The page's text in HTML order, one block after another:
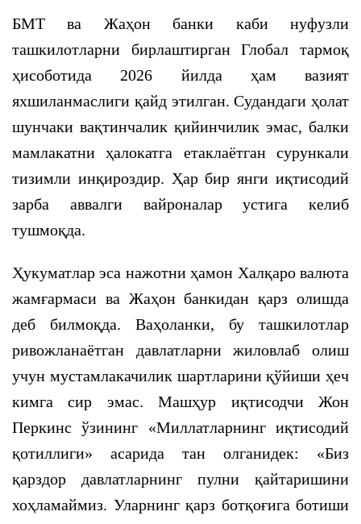
БМТ ва Жаҳон банки каби нуфузли
ташкилотларни бирлаштирган Глобал тармоқ
ҳисоботида 2026 йилда ҳам вазият
яхшиланмаслиги қайд этилган. Судандаги ҳолат
шунчаки вақтинчалик қийинчилик эмас, балки
мамлакатни ҳалокатга етаклаётган сурункали
тизимли инқироздир. Ҳар бир янги иқтисодий
зарба аввалги вайроналар устига келиб
тушмоқда.
Ҳукуматлар эса нажотни ҳамон Халқаро валюта
жамғармаси ва Жаҳон банкидан қарз олишда
деб билмоқда. Ваҳоланки, бу ташкилотлар
ривожланаётган давлатларни жиловлаб олиш
учун мустамлакачилик шартларини қўйиши ҳеч
кимга сир эмас. Машҳур иқтисодчи Жон
Перкинс ўзининг «Миллатларнинг иқтисодий
қотиллиги» асарида тан олганидек: «Биз
қарздор давлатларнинг пулни қайтаришини
хоҳламаймиз. Уларнинг қарз ботқоғига ботиши